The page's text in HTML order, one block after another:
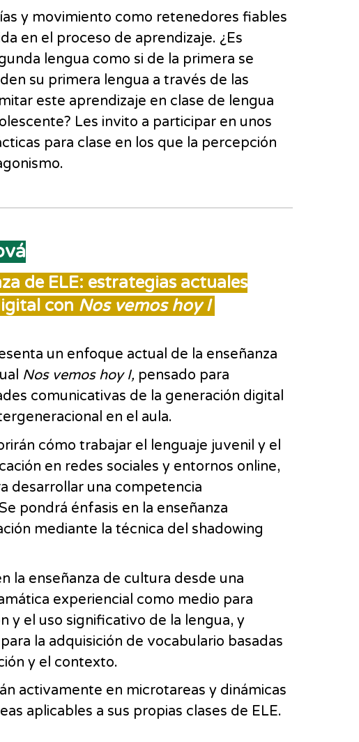
y movimiento como retenedores fiables
en el proceso de aprendizaje. ¿Es
lengua como si de la primera se
su primera lengua a través de las
este aprendizaje en clase de lengua
Les invito a participar en unos
para clase en los que la percepción
de ELE: estrategias actuales
con Nos vemos hoy I
un enfoque actual de la enseñanza
Nos vemos hoy I, pensado para
comunicativas de la generación digital
en el aula.
cómo trabajar el lenguaje juvenil y el
en redes sociales y entornos online,
desarrollar una competencia
pondrá énfasis en la enseñanza
mediante la técnica del shadowing
la enseñanza de cultura desde una
experiencial como medio para
y el uso significativo de la lengua, y
la adquisición de vocabulario basadas
y el contexto.
activamente en microtareas y dinámicas
aplicables a sus propias clases de ELE.